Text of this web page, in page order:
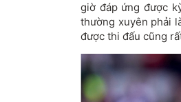
giờ đáp ứng được
thường xuyên phải
được thi đấu cũng